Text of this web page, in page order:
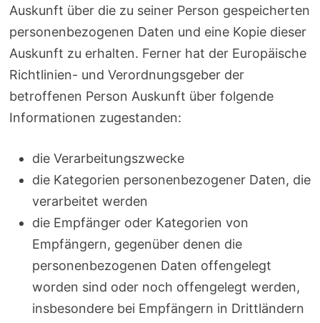
Auskunft über die zu seiner Person gespeicherten
personenbezogenen Daten und eine Kopie dieser
Auskunft zu erhalten. Ferner hat der Europäische
Richtlinien- und Verordnungsgeber der
betroffenen Person Auskunft über folgende
Informationen zugestanden:
die Verarbeitungszwecke
die Kategorien personenbezogener Daten, die
verarbeitet werden
die Empfänger oder Kategorien von
Empfängern, gegenüber denen die
personenbezogenen Daten offengelegt
worden sind oder noch offengelegt werden,
insbesondere bei Empfängern in Drittländern